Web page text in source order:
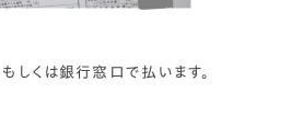
しくは銀行窓口で払います。